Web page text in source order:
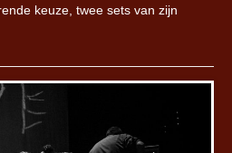
keuze, twee sets van zijn